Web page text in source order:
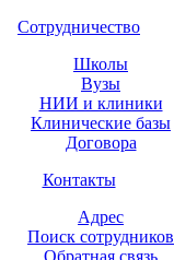
Сотрудничество
Школы
Вузы
НИИ и клиники
Клинические базы
Договора
Контакты
Адрес
Поиск сотрудников
Обратная связь